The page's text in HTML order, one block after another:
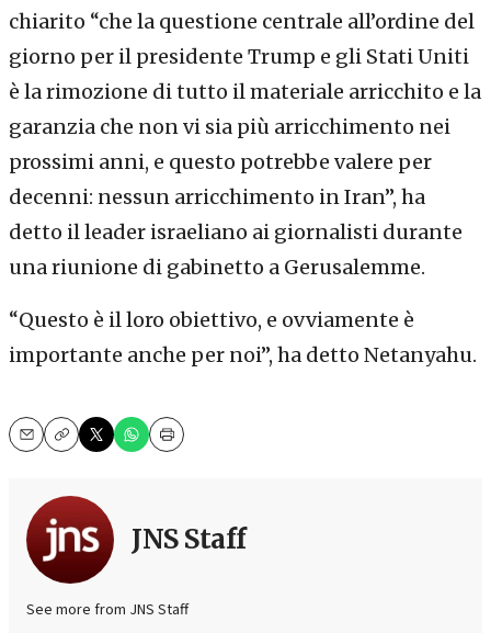
chiarito “che la questione centrale all’ordine del
giorno per il presidente Trump e gli Stati Uniti
è la rimozione di tutto il materiale arricchito e la
garanzia che non vi sia più arricchimento nei
prossimi anni, e questo potrebbe valere per
decenni: nessun arricchimento in Iran”, ha
detto il leader israeliano ai giornalisti durante
una riunione di gabinetto a Gerusalemme.
“Questo è il loro obiettivo, e ovviamente è
importante anche per noi”, ha detto Netanyahu.
EmailCopy Print
JNS Staff
See more from JNS Staff